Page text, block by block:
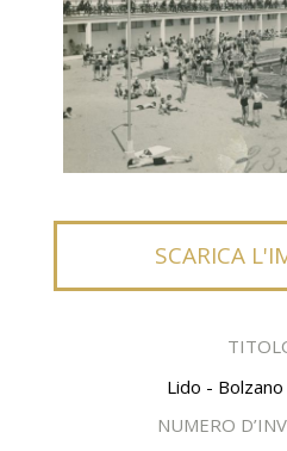
SCARICA
Lido -
NUMERO